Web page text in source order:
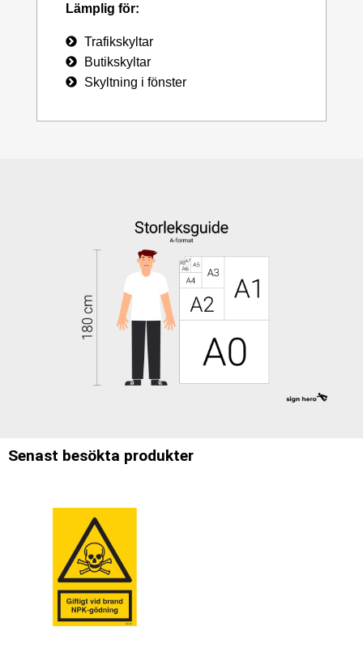
Lämplig för:
Trafikskyltar
Butikskyltar
Skyltning i fönster
Senast besökta produkter